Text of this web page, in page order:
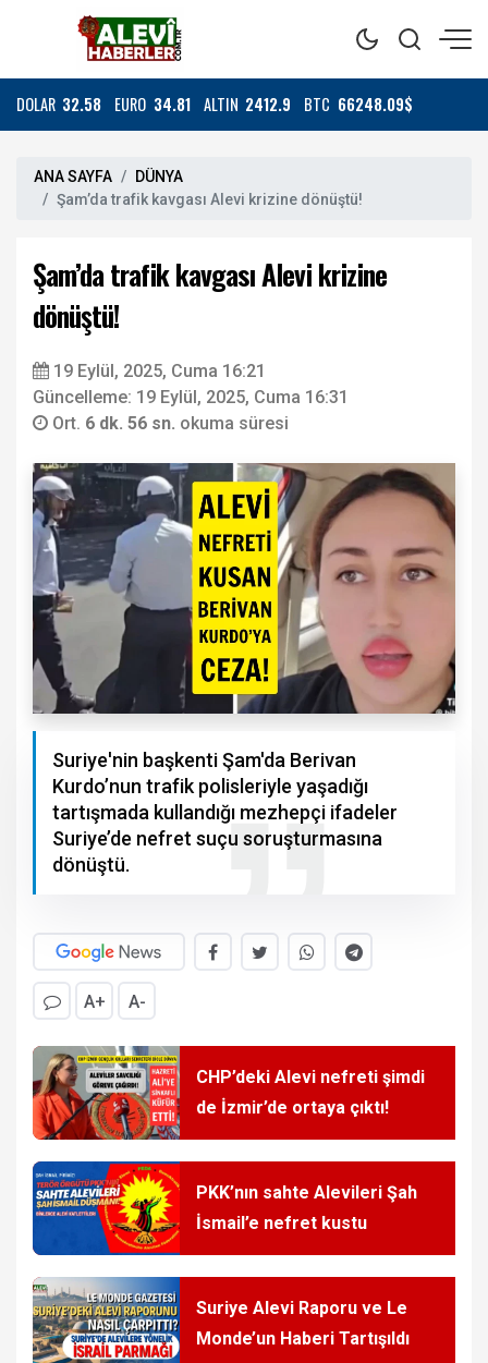
DOLAR 32.58 EURO 34.81 ALTIN 2412.9 BTC 66248.09$
ANA SAYFA
DÜNYA
Şam’da trafik kavgası Alevi krizine dönüştü!
Şam’da trafik kavgası Alevi krizine
dönüştü!
19 Eylül, 2025, Cuma 16:21
Güncelleme: 19 Eylül, 2025, Cuma 16:31
Ort. 6 dk. 56 sn. okuma süresi
Suriye'nin başkenti Şam'da Berivan
Kurdo’nun trafik polisleriyle yaşadığı
tartışmada kullandığı mezhepçi ifadeler
Suriye’de nefret suçu soruşturmasına
dönüştü.
A+ A-
CHP’deki Alevi nefreti şimdi
de İzmir’de ortaya çıktı!
PKK’nın sahte Alevileri Şah
İsmail’e nefret kustu
Suriye Alevi Raporu ve Le
Monde’un Haberi Tartışıldı